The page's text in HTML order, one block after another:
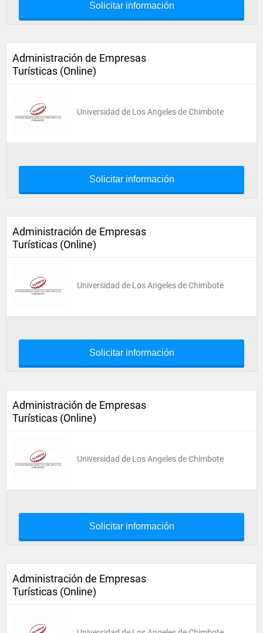
Solicitar información
Administración de Empresas
Turísticas (Online)
Universidad de Los Angeles de Chimbote
Solicitar información
Administración de Empresas
Turísticas (Online)
Universidad de Los Angeles de Chimbote
Solicitar información
Administración de Empresas
Turísticas (Online)
Universidad de Los Angeles de Chimbote
Solicitar información
Administración de Empresas
Turísticas (Online)